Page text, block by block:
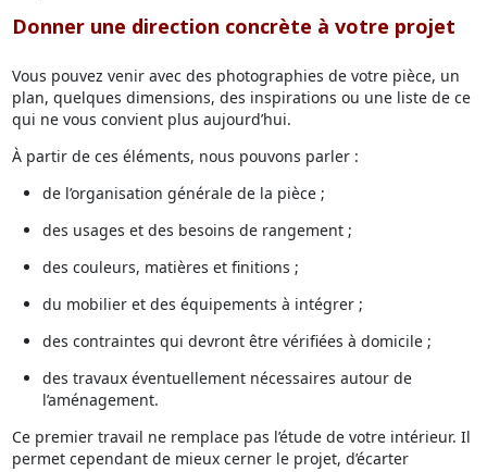
Donner une direction concrète à votre projet
Vous pouvez venir avec des photographies de votre pièce, un
plan, quelques dimensions, des inspirations ou une liste de ce
qui ne vous convient plus aujourd’hui.
À partir de ces éléments, nous pouvons parler :
de l’organisation générale de la pièce ;
des usages et des besoins de rangement ;
des couleurs, matières et finitions ;
du mobilier et des équipements à intégrer ;
des contraintes qui devront être vérifiées à domicile ;
des travaux éventuellement nécessaires autour de
l’aménagement.
Ce premier travail ne remplace pas l’étude de votre intérieur. Il
permet cependant de mieux cerner le projet, d’écarter